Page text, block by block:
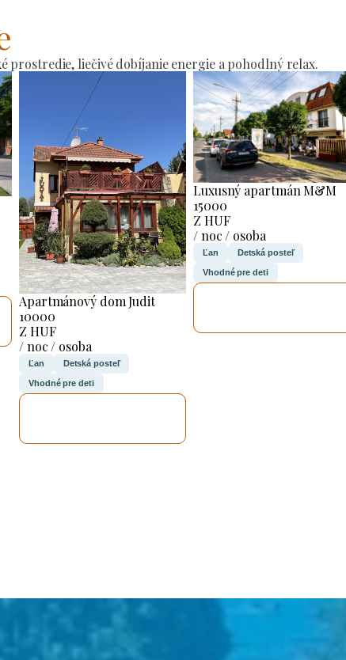
prostredie, liečivé dobíjanie energie a pohodlný relax.
Apartmánový dom Judit
10000
Z HUF
/ noc / osoba
Ľan Detská posteľ
Vhodné pre deti
Luxusný apartmán M&M
15000
Z HUF
/ noc / osoba
Ľan Detská posteľ
Vhodné pre deti